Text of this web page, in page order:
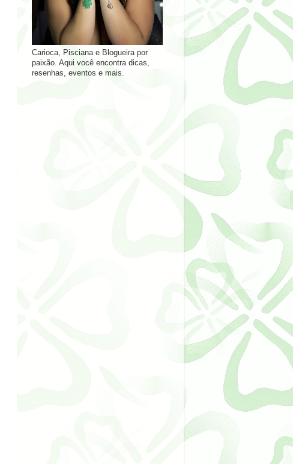
Carioca, Pisciana e Blogueira por
paixão. Aqui você encontra dicas,
resenhas, eventos e mais.